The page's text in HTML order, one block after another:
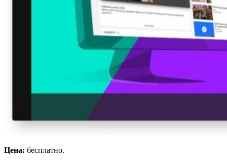
Цена: бесплатно.